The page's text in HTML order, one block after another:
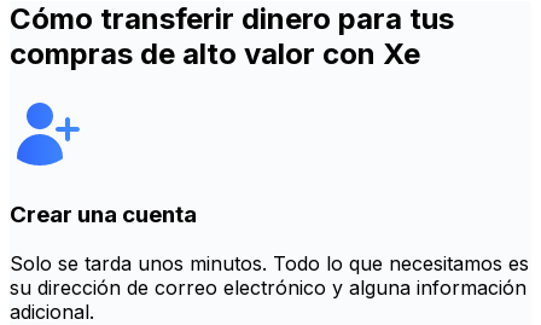
Cómo transferir dinero para tus
compras de alto valor con Xe
Crear una cuenta
Solo se tarda unos minutos. Todo lo que necesitamos es
su dirección de correo electrónico y alguna información
adicional.